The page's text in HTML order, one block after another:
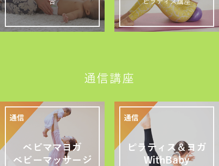
合 ピラティス講座
通信講座
ベビママヨガ
ベビーマッサージ
ピラティス＆ヨガ
WithBaby